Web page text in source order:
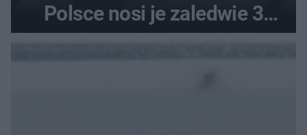
Polsce nosi je zaledwie 3
kobiety